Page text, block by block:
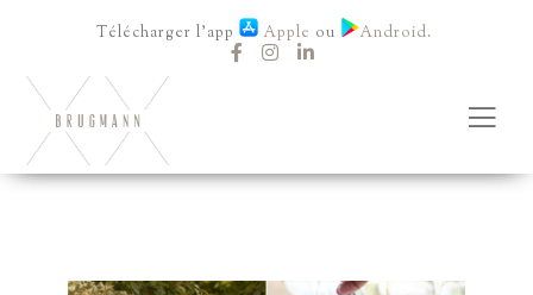
Télécharger l'app Apple ou Android.